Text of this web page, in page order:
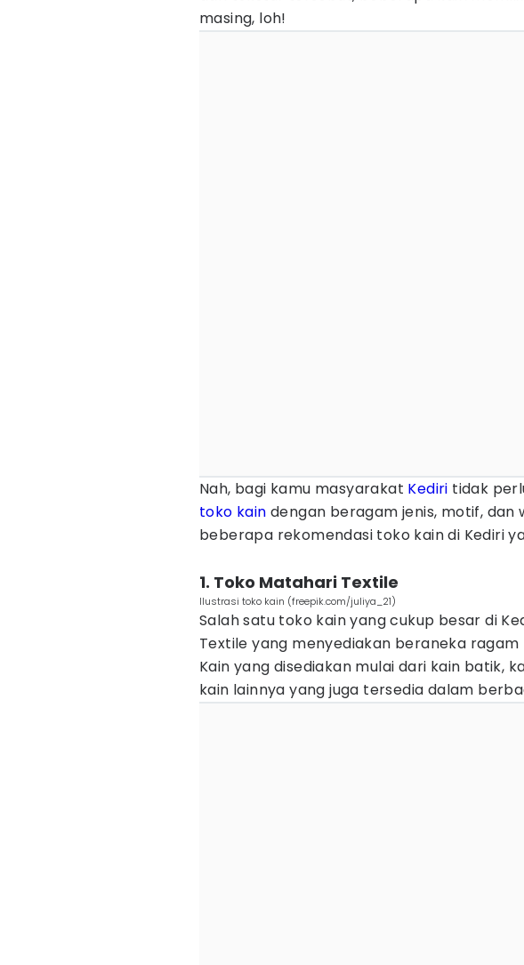
masing, loh!
Nah, bagi kamu masyarakat Kediri tidak
toko kain dengan beragam jenis, motif, dan
beberapa rekomendasi toko kain di Kediri
1. Toko Matahari Textile
Ilustrasi toko kain (freepik.com/juliya_21)
Salah satu toko kain yang cukup besar di
Textile yang menyediakan beraneka ragam
Kain yang disediakan mulai dari kain batik,
kain lainnya yang juga tersedia dalam